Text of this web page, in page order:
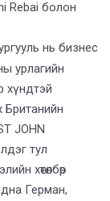
Rebai болон
нь бизнес
урлагийн
хүндтэй
Британийн
JOHN
тул
хөтөлбөр
Герман,